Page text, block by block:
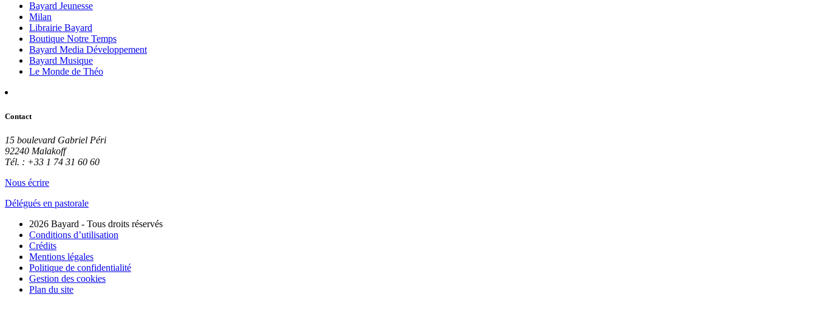
Bayard Jeunesse
Milan
Librairie Bayard
Boutique Notre Temps
Bayard Media Développement
Bayard Musique
Le Monde de Théo
Contact
15 boulevard Gabriel Péri
92240 Malakoff
Tél. : +33 1 74 31 60 60
Nous écrire
Délégués en pastorale
2026 Bayard - Tous droits réservés
Conditions d’utilisation
Crédits
Mentions légales
Politique de confidentialité
Gestion des cookies
Plan du site